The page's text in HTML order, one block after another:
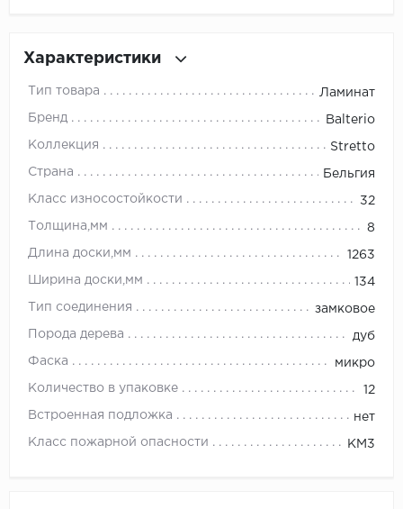
Next Step
Novafloor
Primavera
ROYCE
SPC
Характеристики
Тип товара Ламинат
Бренд Balterio
Коллекция Stretto
Страна Бельгия
Класс износостойкости 32
Толщина,мм 8
Длина доски,мм 1263
Ширина доски,мм 134
Тип соединения замковое
Порода дерева дуб
Фаска микро
Количество в упаковке 12
Встроенная подложка нет
Класс пожарной опасности КМ3